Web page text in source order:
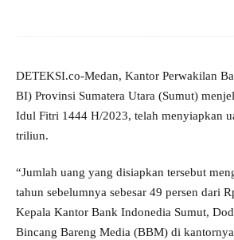
DETEKSI.co-Medan, Kantor Perwakilan
BI) Provinsi Sumatera Utara (Sumut)
Idul Fitri 1444 H/2023, telah menyiapkan
triliun.
“Jumlah uang yang disiapkan tersebut
tahun sebelumnya sebesar 49 persen dari
Kepala Kantor Bank Indonedia Sumut,
Bincang Bareng Media (BBM) di